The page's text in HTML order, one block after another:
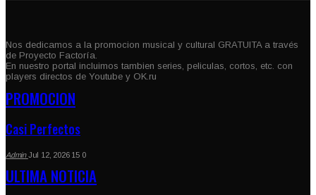
Nos dedicamos a la promocion musical y cultural GRATUITA a través
de Proyecto Factoría.
En nuestro portal incluimos tambien series, peliculas, cortos, etc. con
players directos de Youtube y OK.ru
PROMOCION
Casi Perfectos
AdminJul 12, 2026 15 0
ULTIMA NOTICIA